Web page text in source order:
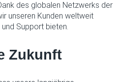
des globalen Netzwerks der
unseren Kunden weltweit
Support bieten.
Zukunft